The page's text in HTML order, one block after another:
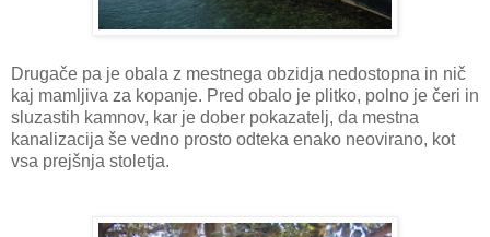
Drugače pa je obala z mestnega obzidja nedostopna in nič
kaj mamljiva za kopanje. Pred obalo je plitko, polno je čeri in
sluzastih kamnov, kar je dober pokazatelj, da mestna
kanalizacija še vedno prosto odteka enako neovirano, kot
vsa prejšnja stoletja.